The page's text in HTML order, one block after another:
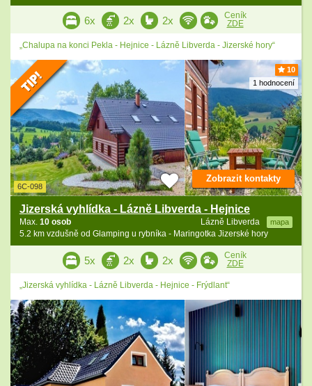
6x 2x 2x
Ceník
ZDE
„Chalupa na konci Pekla - Hejnice - Lázně Libverda - Jizerské hory“
10
1 hodnocení
6C-098
Jizerská vyhlídka - Lázně Libverda - Hejnice
Lázně Libverda mapa
Max. 10 osob
5.2 km vzdušně od Glamping u rybníka - Maringotka Jizerské hory
Zobrazit kontakty
5x 2x 2x
Ceník
ZDE
„Jizerská vyhlídka - Lázně Libverda - Hejnice - Frýdlant“